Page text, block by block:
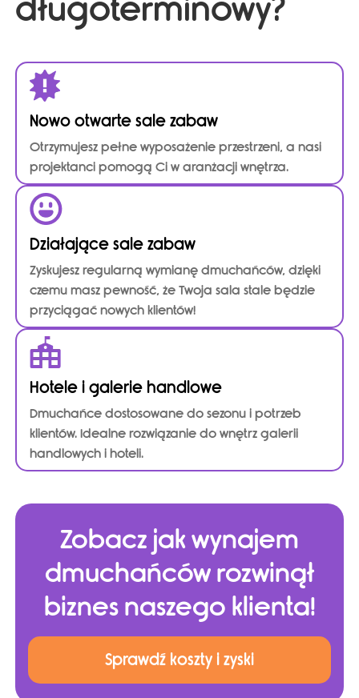
długoterminowy?
Nowo otwarte sale zabaw
Otrzymujesz pełne wyposażenie przestrzeni, a nasi
projektanci pomogą Ci w aranżacji wnętrza.
Działające sale zabaw
Zyskujesz regularną wymianę dmuchańców, dzięki
czemu masz pewność, że Twoja sala stale będzie
przyciągać nowych klientów!
Hotele i galerie handlowe
Dmuchańce dostosowane do sezonu i potrzeb
klientów. Idealne rozwiązanie do wnętrz galerii
handlowych i hoteli.
Zobacz jak wynajem
dmuchańców rozwinął
biznes naszego klienta!
Sprawdź koszty i zyski